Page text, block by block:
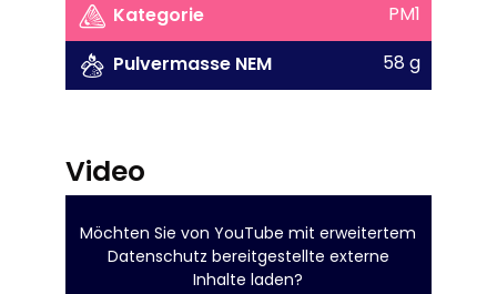
Kategorie
PM1
Pulvermasse NEM
58 g
Video
Möchten Sie vonYouTube mit erweitertem
Datenschutz bereitgestellte externe
Inhalte laden?